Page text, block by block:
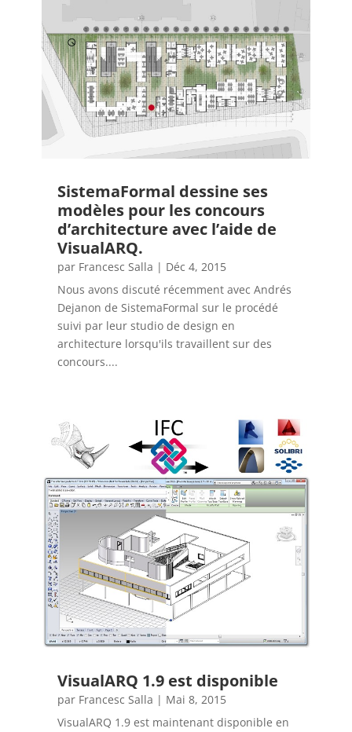
SistemaFormal dessine ses
modèles pour les concours
d’architecture avec l’aide de
VisualARQ.
par Francesc Salla | Déc 4, 2015
Nous avons discuté récemment avec Andrés
Dejanon de SistemaFormal sur le procédé
suivi par leur studio de design en
architecture lorsqu'ils travaillent sur des
concours....
VisualARQ 1.9 est disponible
par Francesc Salla | Mai 8, 2015
VisualARQ 1.9 est maintenant disponible en